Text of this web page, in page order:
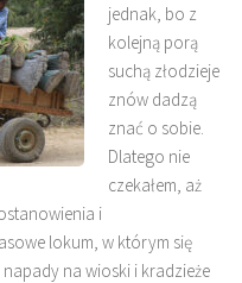
jednak, bo z
kolejną porą
suchą złodzieje
znów dadzą
znać o sobie.
Dlatego nie
czekałem, aż
i
lokum, w którym się
na wioski i kradzieże